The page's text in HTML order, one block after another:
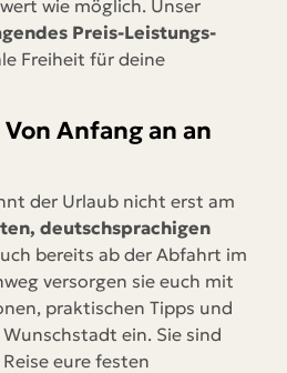
wie möglich. Unser
Preis-Leistungs-
Freiheit für deine
Anfang an an
der Urlaub nicht erst am
deutschsprachigen
bereits ab der Abfahrt im
versorgen sie euch mit
praktischen Tipps und
ein. Sie sind
eure festen